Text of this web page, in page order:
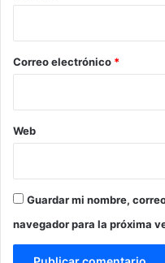
i
a
*
Correo electrónico *
Web
Guardar mi nombre,
navegador para la próxima